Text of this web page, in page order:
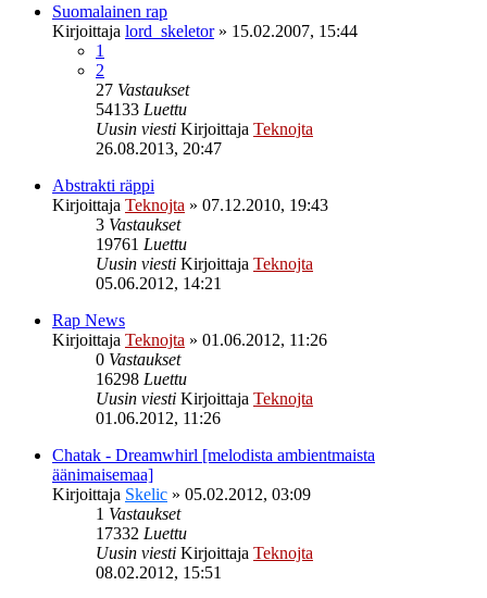
Suomalainen rap
Kirjoittaja lord_skeletor» 15.02.2007, 15:44
1
2
27 Vastaukset
54133 Luettu
Uusin viesti Kirjoittaja Teknojta
26.08.2013, 20:47
Abstrakti räppi
Kirjoittaja Teknojta » 07.12.2010, 19:43
3 Vastaukset
19761 Luettu
Uusin viesti Kirjoittaja Teknojta
05.06.2012, 14:21
Rap News
Kirjoittaja Teknojta » 01.06.2012, 11:26
0 Vastaukset
16298 Luettu
Uusin viesti Kirjoittaja Teknojta
01.06.2012, 11:26
Chatak - Dreamwhirl [melodista ambientmaista
äänimaisemaa]
Kirjoittaja Skelic » 05.02.2012, 03:09
1 Vastaukset
17332 Luettu
Uusin viesti Kirjoittaja Teknojta
08.02.2012, 15:51